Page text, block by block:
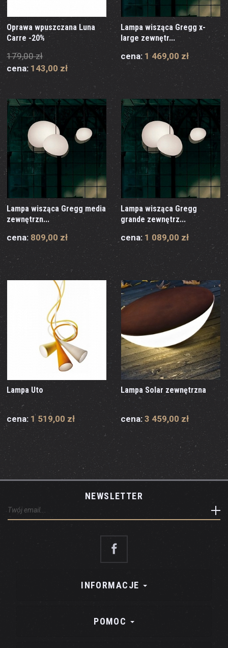
Oprawa wpuszczana Luna
Carre -20%
179,00 zł
cena: 143,00 zł
Lampa wisząca Gregg x-
large zewnętr...
cena: 1 469,00 zł
Lampa wisząca Gregg media
zewnętrzn...
cena: 809,00 zł
Lampa wisząca Gregg
grande zewnętrz...
cena: 1 089,00 zł
Lampa Uto
cena: 1 519,00 zł
Lampa Solar zewnętrzna
cena: 3 459,00 zł
NEWSLETTER
INFORMACJE
POMOC